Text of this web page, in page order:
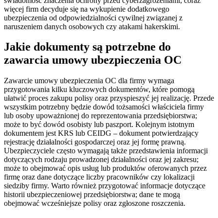
więcej firm decyduje się na wykupienie dodatkowego
ubezpieczenia od odpowiedzialności cywilnej związanej z
naruszeniem danych osobowych czy atakami hakerskimi.
Jakie dokumenty są potrzebne do
zawarcia umowy ubezpieczenia OC
Zawarcie umowy ubezpieczenia OC dla firmy wymaga
przygotowania kilku kluczowych dokumentów, które pomogą
ułatwić proces zakupu polisy oraz przyspieszyć jej realizację. Przede
wszystkim potrzebny będzie dowód tożsamości właściciela firmy
lub osoby upoważnionej do reprezentowania przedsiębiorstwa;
może to być dowód osobisty lub paszport. Kolejnym istotnym
dokumentem jest KRS lub CEIDG – dokument potwierdzający
rejestrację działalności gospodarczej oraz jej formę prawną.
Ubezpieczyciele często wymagają także przedstawienia informacji
dotyczących rodzaju prowadzonej działalności oraz jej zakresu;
może to obejmować opis usług lub produktów oferowanych przez
firmę oraz dane dotyczące liczby pracowników czy lokalizacji
siedziby firmy. Warto również przygotować informacje dotyczące
historii ubezpieczeniowej przedsiębiorstwa; dane te mogą
obejmować wcześniejsze polisy oraz zgłoszone roszczenia.